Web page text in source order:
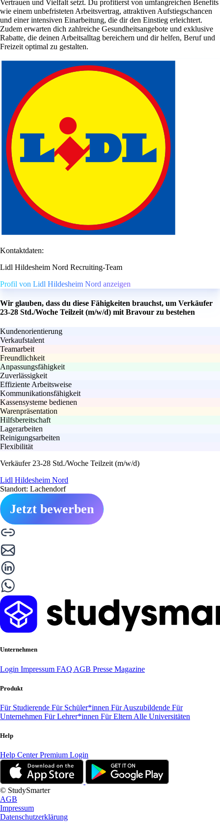
Vertrauen und Vielfalt setzt. Du profitierst von umfangreichen Benefits
wie einem unbefristeten Arbeitsvertrag, attraktiven Aufstiegschancen
und einer intensiven Einarbeitung, die dir den Einstieg erleichtert.
Zudem erwarten dich zahlreiche Gesundheitsangebote und exklusive
Rabatte, die deinen Arbeitsalltag bereichern und dir helfen, Beruf und
Freizeit optimal zu gestalten.
Kontaktdaten:
Lidl Hildesheim Nord Recruiting-Team
Profil von Lidl Hildesheim Nord anzeigen
Wir glauben, dass du diese Fähigkeiten brauchst, um Verkäufer
23-28 Std./Woche Teilzeit (m/w/d) mit Bravour zu bestehen
Kundenorientierung
Verkaufstalent
Teamarbeit
Freundlichkeit
Anpassungsfähigkeit
Zuverlässigkeit
Effiziente Arbeitsweise
Kommunikationsfähigkeit
Kassensysteme bedienen
Warenpräsentation
Hilfsbereitschaft
Lagerarbeiten
Reinigungsarbeiten
Flexibilität
Verkäufer 23-28 Std./Woche Teilzeit (m/w/d)
Lidl Hildesheim Nord
Standort: Lachendorf
Jetzt bewerben
Unternehmen
Login Impressum FAQ AGB Presse Magazine
Produkt
Für Studierende Für Schüler*innen Für Auszubildende Für
Unternehmen Für Lehrer*innen Für Eltern Alle Universitäten
Help
Help CenterPremium Login
© StudySmarter
AGB
Impressum
Datenschutzerklärung